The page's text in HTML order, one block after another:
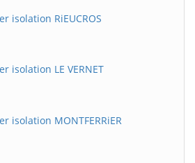
isolation RiEUCROS
isolation LE VERNET
isolation MONTFERRiER